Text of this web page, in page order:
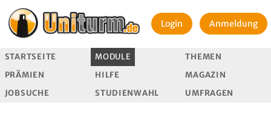
Login Anmeldung
STARTSEITE MODULE
THEMEN
PRÄMIEN
HILFE
MAGAZIN
JOBSUCHE
STUDIENWAHL UMFRAGEN